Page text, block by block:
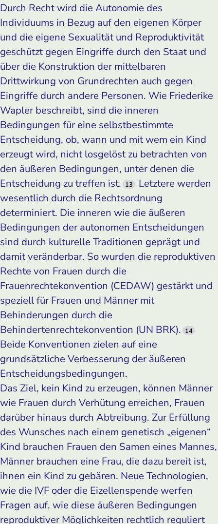
Durch Recht wird die Autonomie des
Individuums in Bezug auf den eigenen Körper
und die eigene Sexualität und Reproduktivität
geschützt gegen Eingriffe durch den Staat und
über die Konstruktion der mittelbaren
Drittwirkung von Grundrechten auch gegen
Eingriffe durch andere Personen. Wie Friederike
Wapler beschreibt, sind die inneren
Bedingungen für eine selbstbestimmte
Entscheidung, ob, wann und mit wem ein Kind
erzeugt wird, nicht losgelöst zu betrachten von
den äußeren Bedingungen, unter denen die
Entscheidung zu treffen ist. 13
Letztere werden
wesentlich durch die Rechtsordnung
determiniert. Die inneren wie die äußeren
Bedingungen der autonomen Entscheidungen
sind durch kulturelle Traditionen geprägt und
damit veränderbar. So wurden die reproduktiven
Rechte von Frauen durch die
Frauenrechtekonvention (CEDAW) gestärkt und
speziell für Frauen und Männer mit
Behinderungen durch die
Behindertenrechtekonvention (UN BRK). 14
Beide Konventionen zielen auf eine
grundsätzliche Verbesserung der äußeren
Entscheidungsbedingungen.
Das Ziel, kein Kind zu erzeugen, können Männer
wie Frauen durch Verhütung erreichen, Frauen
darüber hinaus durch Abtreibung. Zur Erfüllung
des Wunsches nach einem genetisch „eigenen“
Kind brauchen Frauen den Samen eines Mannes,
Männer brauchen eine Frau, die dazu bereit ist,
ihnen ein Kind zu gebären. Neue Technologien,
wie die IVF oder die Eizellenspende werfen
Fragen auf, wie diese äußeren Bedingungen
reproduktiver Möglichkeiten rechtlich reguliert